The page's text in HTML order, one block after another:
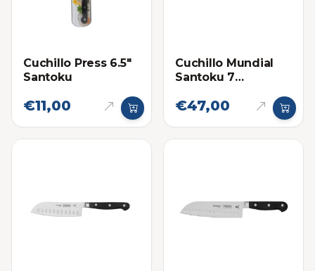
Cuchillo Press 6.5"
Santoku
€11,00
Cuchillo Mundial
Santoku 7
€47,00